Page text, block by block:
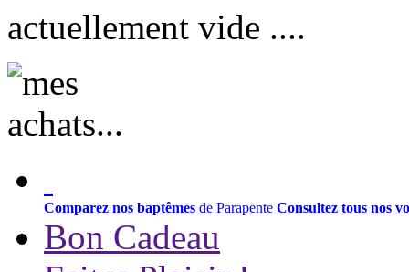
actuellement vide ....
Comparez nos baptêmes de Parapente Consultez tous nos
Bon Cadeau